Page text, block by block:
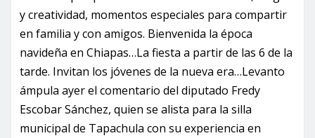
y creatividad, momentos especiales para compartir
en familia y con amigos. Bienvenida la época
navideña en Chiapas…La fiesta a partir de las 6 de la
tarde. Invitan los jóvenes de la nueva era…Levanto
ámpula ayer el comentario del diputado Fredy
Escobar Sánchez, quien se alista para la silla
municipal de Tapachula con su experiencia en